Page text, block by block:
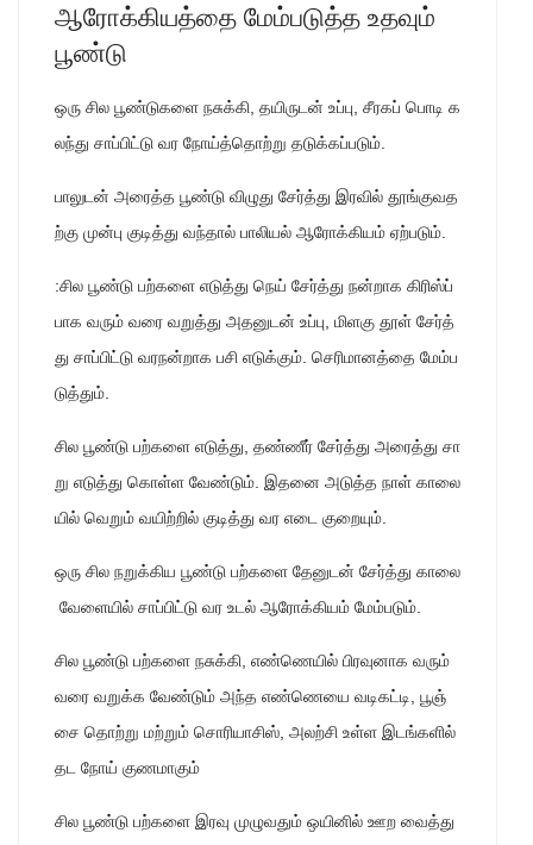
ஆரோக்கியத்தை மேம்படுத்த உதவும்
பூண்டு
ஒரு சில பூண்டுகளை நசுக்கி, தயிருடன் உப்பு, சீரகப் பொடி க
லந்து சாப்பிட்டு வர நோய்த்தொற்று தடுக்கப்படும்.
பாலுடன் அரைத்த பூண்டு விழுது சேர்த்து இரவில் தூங்குவத
ற்கு முன்பு குடித்து வந்தால் பாலியல் ஆரோக்கியம் ஏற்படும்.
:சில பூண்டு பற்களை எடுத்து நெய் சேர்த்து நன்றாக கிரிஸ்ப்
பாக வரும் வரை வறுத்து அதனுடன் உப்பு, மிளகு தூள் சேர்த்
து சாப்பிட்டு வரநன்றாக பசி எடுக்கும். செரிமானத்தை மேம்ப
டுத்தும்.
சில பூண்டு பற்களை எடுத்து, தண்ணீர் சேர்த்து அரைத்து சா
று எடுத்து கொள்ள வேண்டும். இதனை அடுத்த நாள் காலை
யில் வெறும் வயிற்றில் குடித்து வர எடை குறையும்.
ஒரு சில நறுக்கிய பூண்டு பற்களை தேனுடன் சேர்த்து காலை
வேளையில் சாப்பிட்டு வர உடல் ஆரோக்கியம் மேம்படும்.
சில பூண்டு பற்களை நசுக்கி, எண்ணெயில் பிரவுனாக வரும்
வரை வறுக்க வேண்டும் அந்த எண்ணெயை வடிகட்டி, பூஞ்
சை தொற்று மற்றும் சொரியாசிஸ், அலற்சி உள்ள இடங்களில்
தட நோய் குணமாகும்
சில பூண்டு பற்களை இரவு முழுவதும் ஒயினில் ஊற வைத்து